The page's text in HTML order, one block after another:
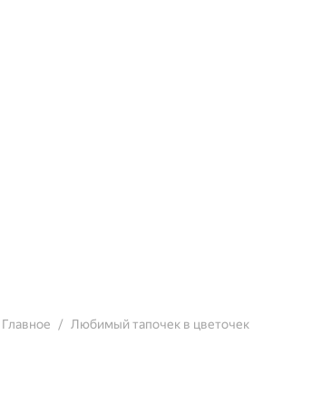
Главное Любимый тапочек в цветочек